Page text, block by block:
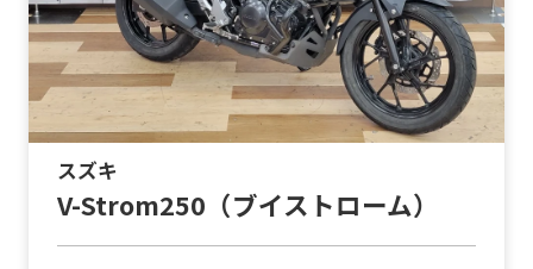
スズキ
V-Strom250（ブイストローム）